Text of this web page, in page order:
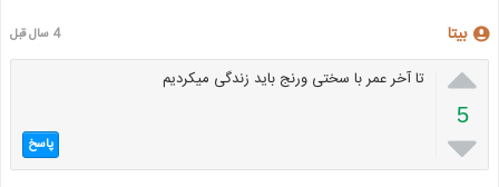
بیتا 4 سال قبل

5

تا آخر عمر با سختی ورنج باید زندگی میکردیم
پاسخ